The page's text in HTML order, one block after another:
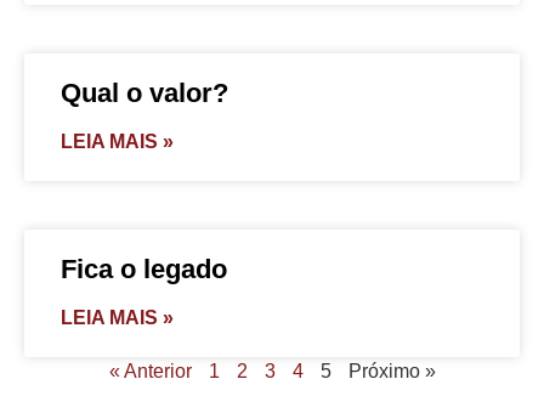
Qual o valor?
LEIA MAIS »
Fica o legado
LEIA MAIS »
« Anterior 1 2 3 4 5 Próximo »